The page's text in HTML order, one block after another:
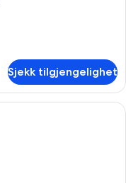
Sjekk tilgjengelighet